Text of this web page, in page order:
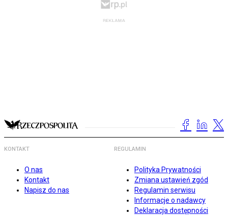
KONTAKT
O nas
Kontakt
Napisz do nas
REGULAMIN
Polityka Prywatności
Zmiana ustawień zgód
Regulamin serwisu
Informacje o nadawcy
Deklaracja dostępności